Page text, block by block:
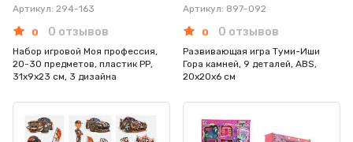
Артикул: 294-163
0 0 отзывов
Набор игровой Моя профессия,
20-30 предметов, пластик РР,
31х9х23 см, 3 дизайна
Артикул: 897-092
0 0 отзывов
Развивающая игра Туми-Иши
Гора камней, 9 деталей, ABS,
20х20х6 см